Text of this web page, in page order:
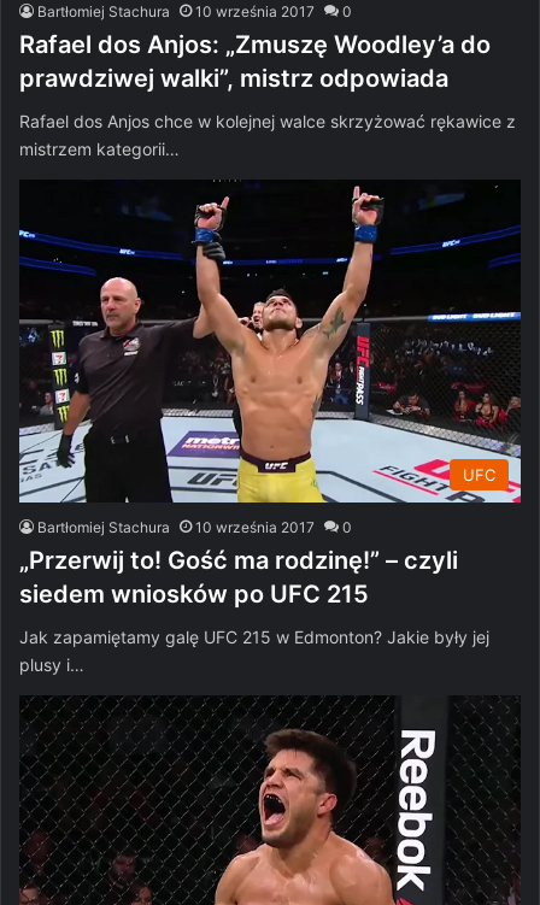
Bartłomiej Stachura 10 września 2017 0
Rafael dos Anjos: „Zmuszę Woodley’a do
prawdziwej walki”, mistrz odpowiada
Rafael dos Anjos chce w kolejnej walce skrzyżować rękawice z
mistrzem kategorii…
UFC
Bartłomiej Stachura 10 września 2017 0
„Przerwij to! Gość ma rodzinę!” – czyli
siedem wniosków po UFC 215
Jak zapamiętamy galę UFC 215 w Edmonton? Jakie były jej
plusy i…